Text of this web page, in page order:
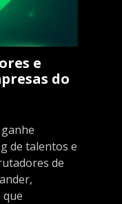
e
do
de talentos e
de